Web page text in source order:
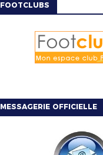
FOOTCLUBS
MESSAGERIE OFFICIELLE